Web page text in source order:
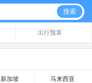
搜索
出行预算
新加坡 马来西亚